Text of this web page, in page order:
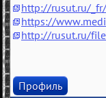
http://rusut.ru/
https://
http://rusut.ru/
Профиль